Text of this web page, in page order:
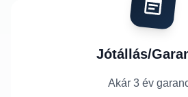
Jótállás/
Akár 3 év